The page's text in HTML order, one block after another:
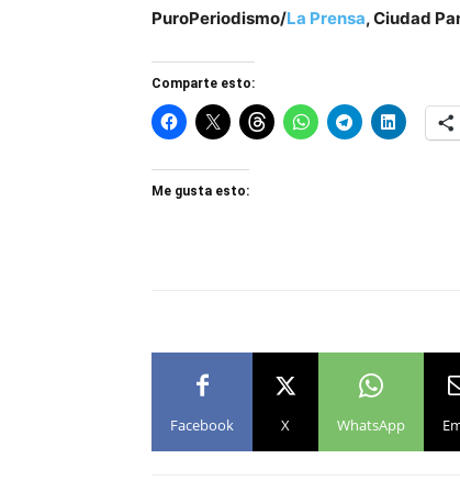
PuroPeriodismo/La Prensa, Ciudad
Comparte esto:
Me gusta esto:
Facebook X WhatsApp